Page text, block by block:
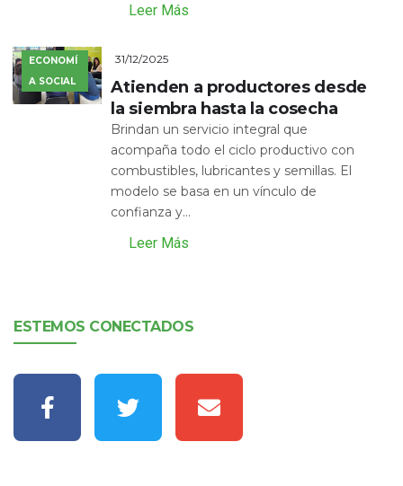
Leer Más
ECONOMÍ
A SOCIAL
31/12/2025
Atienden a productores desde
la siembra hasta la cosecha
Brindan un servicio integral que
acompaña todo el ciclo productivo con
combustibles, lubricantes y semillas. El
modelo se basa en un vínculo de
confianza y...
Leer Más
ESTEMOS CONECTADOS